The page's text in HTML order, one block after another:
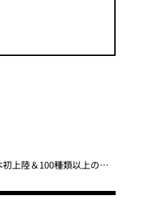
「今年の“横浜オクトーバーフェスト”が最高だった件」横浜赤レンガ倉庫で日本初上陸＆100種類以上のビールを楽しもう